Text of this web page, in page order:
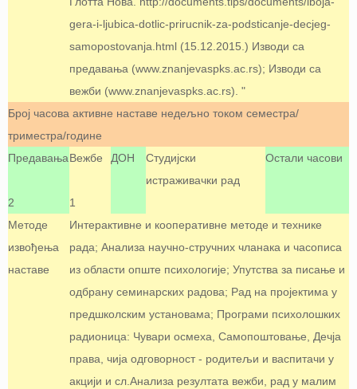
gera-i-ljubica-dotlic-prirucnik-za-podsticanje-decjeg-
samopostovanja.html (15.12.2015.) Изводи са
предавања (www.znanjevaspks.ac.rs); Изводи са
вежби (www.znanjevaspks.ac.rs). "
Број часова активне наставе недељно током семестра/
триместра/године
ПредавањаВежбе ДОН
Студијски
истраживачки рад
Остали часови
2
1
Методе
извођења
наставе
Интерактивне и кооперативне методе и технике
рада; Анализа научно-стручних чланака и часописа
из области опште психологије; Упутства за писање и
одбрану семинарских радова; Рад на пројектима у
предшколским установама; Програми психолошких
радионица: Чувари осмеха, Самопоштовање, Дечја
права, чија одговорност - родитељи и васпитачи у
акцији и сл.Анализа резултата вежби, рад у малим